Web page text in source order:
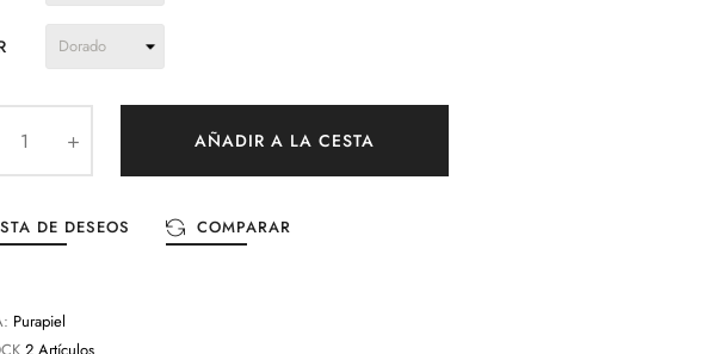
AÑADIR A LA CESTA
DE DESEOS COMPARAR
Purapiel